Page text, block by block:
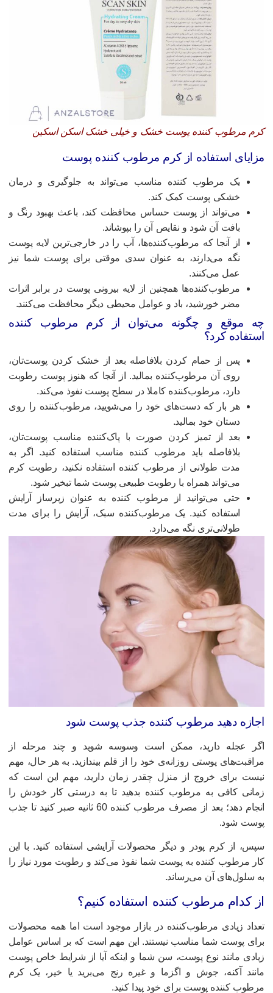
مرطوب کننده پوست خشک و خیلی خشک اسکن اسکین
استفاده از کرم مرطوب‌ کننده‌ پوست
یک مرطوب کننده مناسب می‌تواند به جلوگیری و درمان
خشکی پوست کمک کند.
می‌تواند از پوست حساس محافظت کند، باعث بهبود رنگ و
بافت آن شود و نقایص آن را بپوشاند.
از آنجا که مرطوب‌کننده‌ها، آب را در خارجی‌ترین لایه پوست
نگه می‌دارند، به عنوان سدی موقتی برای پوست شما نیز
عمل می‌کنند.
مرطوب‌کننده‌ها همچنین از لایه بیرونی پوست در برابر اثرات
مضر خورشید، باد و عوامل محیطی دیگر محافظت می‌کنند.
موقع و چگونه می‌توان از کرم مرطوب‌ کننده‌
کرد؟
پس از حمام کردن بلافاصله بعد از خشک کردن پوست‌تان،
روی آن مرطوب‌کننده بمالید. از آنجا که هنوز پوست رطوبت
دارد، مرطوب‌کننده کاملا در سطح پوست نفوذ می‌کند.
هر بار که دست‌های خود را می‌شویید، مرطوب‌کننده را روی
دستان خود بمالید.
بعد از تمیز کردن صورت با پاک‌کننده مناسب پوست‌تان،
بلافاصله باید مرطوب کننده مناسب استفاده کنید. اگر به
مدت طولانی از مرطوب کننده استفاده نکنید، رطوبت کرم
می‌تواند همراه با رطوبت طبیعی پوست شما تبخیر شود.
حتی می‌توانید از مرطوب‌ کننده‌ به عنوان زیرساز آرایش
استفاده کنید. یک مرطوب‌کننده سبک، آرایش را برای مدت
طولانی‌تری نگه می‌دارد.
دهید مرطوب کننده جذب پوست شود
عجله دارید، ممکن است وسوسه شوید و چند مرحله از
پوستی روزانه‌ی خود را از قلم بیندازید. به هر حال، مهم
برای خروج از منزل چقدر زمان دارید، مهم این است که
کافی به مرطوب کننده بدهید تا به درستی کار خودش را
انجام دهد؛ بعد از مصرف مرطوب کننده 60 ثانیه صبر کنید تا جذب
شود.
از کرم پودر و دیگر محصولات آرایشی استفاده کنید. با این
مرطوب کننده به پوست شما نفوذ می‌کند و رطوبت مورد نیاز را
سلول‌های آن می‌رساند.
کدام مرطوب‌ کننده استفاده کنیم؟
زیادی مرطوب‌کننده در بازار موجود است اما همه محصولات
پوست شما مناسب نیستند. این مهم است که بر اساس عوامل
مانند نوع پوست، سن شما و اینکه آیا از شرایط خاص پوست
آکنه، جوش و اگزما و غیره رنج می‌برید یا خیر، یک کرم
کننده پوست برای خود پیدا کنید.